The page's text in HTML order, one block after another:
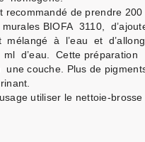
recommandé de prendre
BIOFA 3110,
à l’eau et
d’eau. Cette préparation
couche. Plus de
utiliser le nettoie-brosse